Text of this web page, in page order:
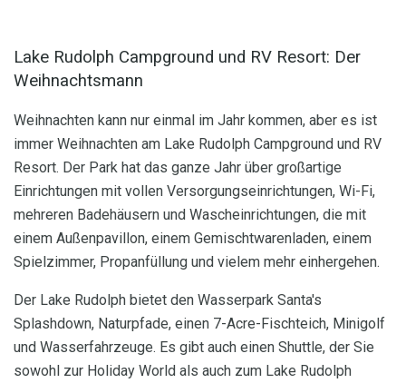
Lake Rudolph Campground und RV Resort: Der
Weihnachtsmann
Weihnachten kann nur einmal im Jahr kommen, aber es ist
immer Weihnachten am Lake Rudolph Campground und RV
Resort. Der Park hat das ganze Jahr über großartige
Einrichtungen mit vollen Versorgungseinrichtungen, Wi-Fi,
mehreren Badehäusern und Wascheinrichtungen, die mit
einem Außenpavillon, einem Gemischtwarenladen, einem
Spielzimmer, Propanfüllung und vielem mehr einhergehen.
Der Lake Rudolph bietet den Wasserpark Santa's
Splashdown, Naturpfade, einen 7-Acre-Fischteich, Minigolf
und Wasserfahrzeuge. Es gibt auch einen Shuttle, der Sie
sowohl zur Holiday World als auch zum Lake Rudolph